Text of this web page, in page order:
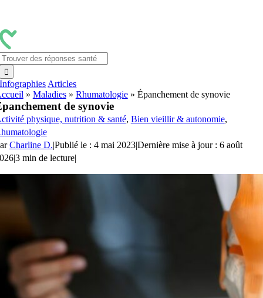
contenu
Infographies Articles
» Maladies» Rhumatologie» Épanchement de synovie
de synovie
physique, nutrition & santé, Bien vieillir & autonomie,
Charline D.|Publié le : 4 mai 2023|Dernière mise à jour : 6 août
|3 min de lecture|